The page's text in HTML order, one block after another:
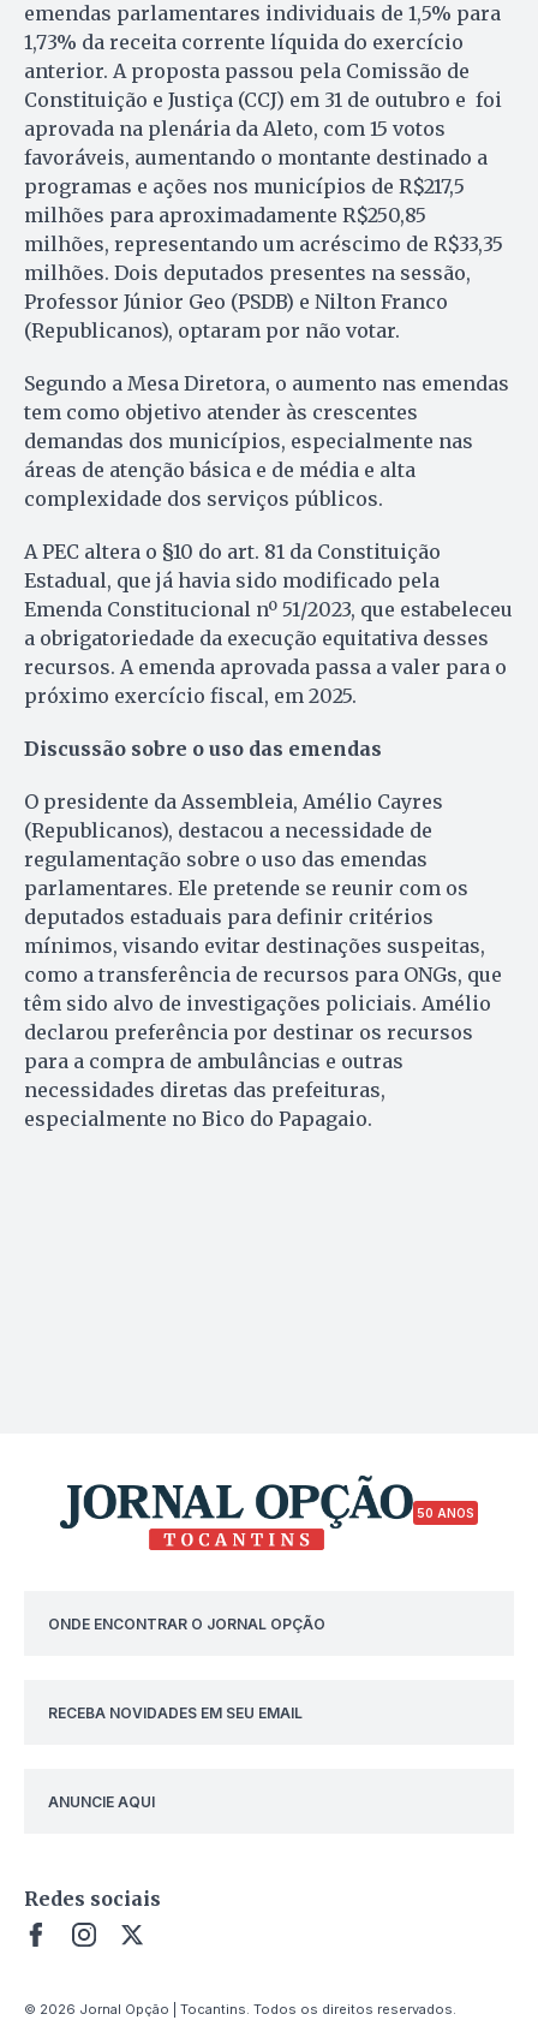
emendas parlamentares individuais de 1,5% para
1,73% da receita corrente líquida do exercício
anterior. A proposta passou pela Comissão de
Constituição e Justiça (CCJ) em 31 de outubro e foi
aprovada na plenária da Aleto, com 15 votos
favoráveis, aumentando o montante destinado a
programas e ações nos municípios de R$217,5
milhões para aproximadamente R$250,85
milhões, representando um acréscimo de R$33,35
milhões. Dois deputados presentes na sessão,
Professor Júnior Geo (PSDB) e Nilton Franco
(Republicanos), optaram por não votar.
Segundo a Mesa Diretora, o aumento nas emendas
tem como objetivo atender às crescentes
demandas dos municípios, especialmente nas
áreas de atenção básica e de média e alta
complexidade dos serviços públicos.
A PEC altera o §10 do art. 81 da Constituição
Estadual, que já havia sido modificado pela
Emenda Constitucional nº 51/2023, que estabeleceu
a obrigatoriedade da execução equitativa desses
recursos. A emenda aprovada passa a valer para o
próximo exercício fiscal, em 2025.
Discussão sobre o uso das emendas
O presidente da Assembleia, Amélio Cayres
(Republicanos), destacou a necessidade de
regulamentação sobre o uso das emendas
parlamentares. Ele pretende se reunir com os
deputados estaduais para definir critérios
mínimos, visando evitar destinações suspeitas,
como a transferência de recursos para ONGs, que
têm sido alvo de investigações policiais. Amélio
declarou preferência por destinar os recursos
para a compra de ambulâncias e outras
necessidades diretas das prefeituras,
especialmente no Bico do Papagaio.
50 ANOS
ONDE ENCONTRAR O JORNAL OPÇÃO
RECEBA NOVIDADES EM SEU EMAIL
ANUNCIE AQUI
Redes sociais
© 2026 Jornal Opção | Tocantins. Todos os direitos reservados.